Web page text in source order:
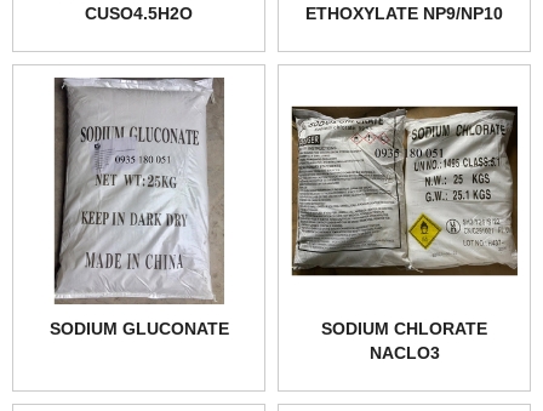
CUSO4.5H2O
ETHOXYLATE NP9/NP10
SODIUM GLUCONATE
SODIUM CHLORATE
NACLO3